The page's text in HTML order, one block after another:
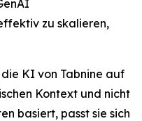
zu skalieren,
die KI von Tabnine auf
Kontext und nicht
basiert, passt sie sich